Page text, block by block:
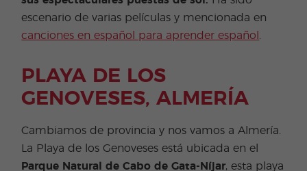
escenario de varias películas y mencionada en
canciones en español para aprender español
PLAYA DE LOS
GENOVESES, ALMERÍA
Cambiamos de provincia y nos vamos a Almería.
La Playa de los Genoveses está ubicada en el
Parque Natural de Cabo de Gata-Níjar, esta playa